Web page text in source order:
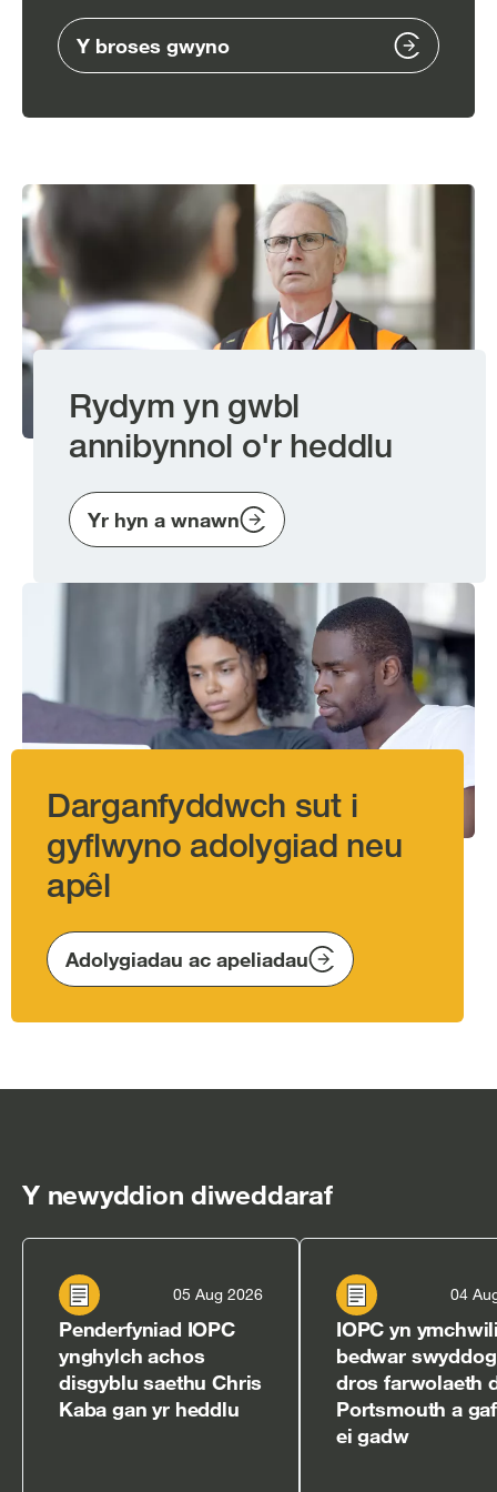
Y broses gwyno
Image
Rydym yn gwbl
annibynnol o'r heddlu
Yr hyn a wnawn
Darganfyddwch sut i
gyflwyno adolygiad neu
apêl
Adolygiadau ac apeliadau
Y newyddion diweddaraf
05 Aug 2026
Penderfyniad IOPC
ynghylch achos
disgyblu saethu Chris
Kaba gan yr heddlu
04
IOPC yn
bedwar swyddog
dros farwolaeth
Portsmouth a
ei gadw